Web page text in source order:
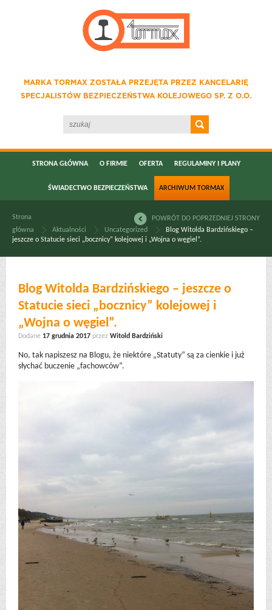
MARKA TORMAX ZOSTAŁA PRZEJĘTA PRZEZ KANCELARIĘ
SPECJALISTÓW BEZPIECZEŃSTWA KOLEJOWEGO SP. Z O.O.
STRONA GŁÓWNA O FIRMIE OFERTA REGULAMINY I PLANY
ŚWIADECTWO BEZPIECZEŃSTWA ARCHIWUM TORMAX
POWRÓT DO POPRZEDNIEJ STRONY
Strona
główna
Aktualności Uncategorized
Blog Witolda Bardzińskiego –
jeszcze o Statucie sieci „bocznicy” kolejowej i „Wojna o węgiel”.
Blog Witolda Bardzińskiego – jeszcze o
Statucie sieci „bocznicy” kolejowej i
„Wojna o węgiel”.
Dodane 17 grudnia 2017 przez Witold Bardziński
No, tak napiszesz na Blogu, że niektóre „Statuty” są za cienkie i już
słychać buczenie „fachowców”.